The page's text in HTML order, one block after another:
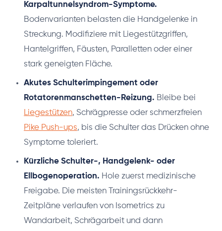
Karpaltunnelsyndrom-Symptome.
Bodenvarianten belasten die Handgelenke in
Streckung. Modifiziere mit Liegestützgriffen,
Hantelgriffen, Fäusten, Paralletten oder einer
stark geneigten Fläche.
Akutes Schulterimpingement oder
Rotatorenmanschetten-Reizung. Bleibe bei
Liegestützen, Schrägpresse oder schmerzfreien
Pike Push-ups, bis die Schulter das Drücken ohne
Symptome toleriert.
Kürzliche Schulter-, Handgelenk- oder
Ellbogenoperation. Hole zuerst medizinische
Freigabe. Die meisten Trainingsrückkehr-
Zeitpläne verlaufen von Isometrics zu
Wandarbeit, Schrägarbeit und dann